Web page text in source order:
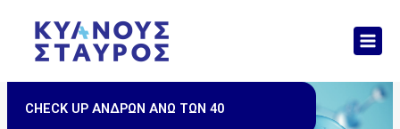
περιεχόμενο
CHECK UP ΑΝΔΡΩΝ ΑΝΩ ΤΩΝ 40